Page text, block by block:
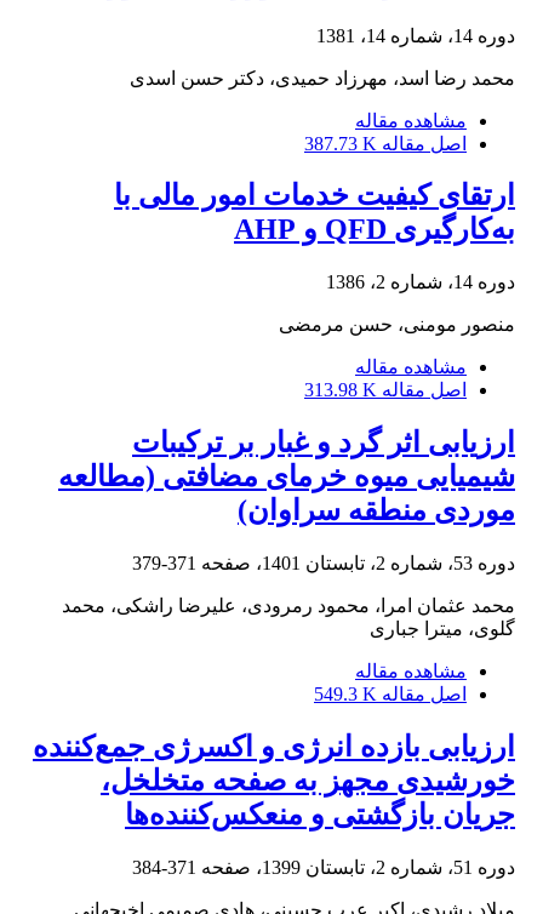
دوره 14، شماره 14، 1381
محمد رضا اسد، مهرزاد حمیدی، دکتر حسن اسدی
مشاهده مقاله
اصل مقاله 387.73 K
ارتقای کیفیت خدمات امور مالی با
به‌کارگیری QFD و AHP
دوره 14، شماره 2، 1386
منصور مومنی، حسن مرمضی
مشاهده مقاله
اصل مقاله 313.98 K
ارزیابی اثر گرد و غبار بر ترکیبات
شیمیایی میوه خرمای مضافتی (مطالعه
موردی منطقه سراوان)‏
دوره 53، شماره 2، تابستان 1401، صفحه 371-379
محمد عثمان امرا، محمود رمرودی، علیرضا راشکی، محمد
گلوی، میترا جباری
مشاهده مقاله
اصل مقاله 549.3 K
ارزیابی بازده انرژی و اکسرژی جمع‌کننده
خورشیدی مجهز به صفحه متخلخل،
جریان بازگشتی و منعکس‌کننده‌ها
دوره 51، شماره 2، تابستان 1399، صفحه 371-384
میلاد رشیدی، اکبر عرب حسینی، هادی صمیمی اخیجهانی